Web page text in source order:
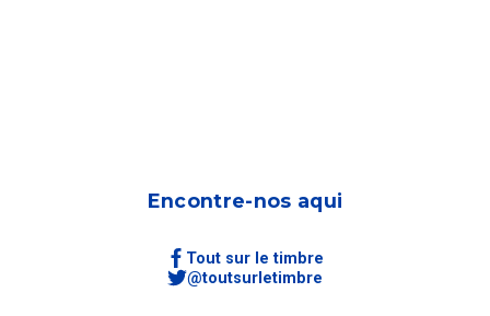
Encontre-nos aqui
Tout sur le timbre
@toutsurletimbre